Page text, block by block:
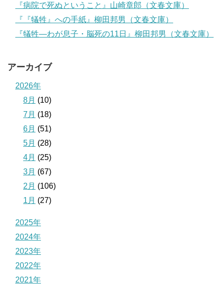
『病院で死ぬということ』山崎章郎（文春文庫）
『『犠牲』への手紙』柳田邦男（文春文庫）
『犠牲―わが息子・脳死の11日』柳田邦男（文春文庫）
アーカイブ
2026年
8月 (10)
7月 (18)
6月 (51)
5月 (28)
4月 (25)
3月 (67)
2月 (106)
1月 (27)
2025年
2024年
2023年
2022年
2021年